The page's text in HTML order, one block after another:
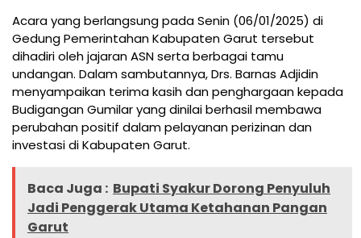
Acara yang berlangsung pada Senin (06/01/2025) di
Gedung Pemerintahan Kabupaten Garut tersebut
dihadiri oleh jajaran ASN serta berbagai tamu
undangan. Dalam sambutannya, Drs. Barnas Adjidin
menyampaikan terima kasih dan penghargaan kepada
Budigangan Gumilar yang dinilai berhasil membawa
perubahan positif dalam pelayanan perizinan dan
investasi di Kabupaten Garut.
Baca Juga : Bupati Syakur Dorong Penyuluh
Jadi Penggerak Utama Ketahanan Pangan
Garut